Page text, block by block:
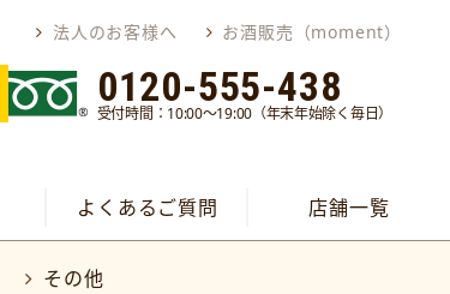
法人のお客様へ お酒販売（moment）
0120-555-438
受付時間：10:00～19:00（年末年始除く毎日）
よくあるご質問 店舗一覧
その他